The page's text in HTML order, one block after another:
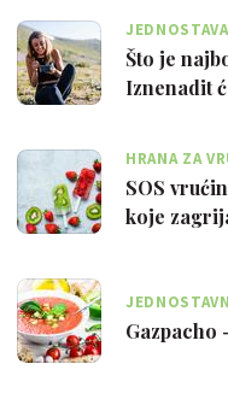
Što je
Iznenadit
HRANA ZA
SOS
koje
Gazpacho